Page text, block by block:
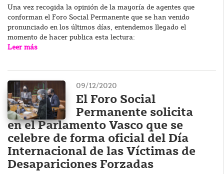
Una vez recogida la opinión de la mayoría de agentes que
conforman el Foro Social Permanente que se han venido
pronunciado en los últimos días, entendemos llegado el
momento de hacer publica esta lectura:
Leer más
09/12/2020
El Foro Social
Permanente solicita
en el Parlamento Vasco que se
celebre de forma oficial del Día
Internacional de las Víctimas de
Desapariciones Forzadas